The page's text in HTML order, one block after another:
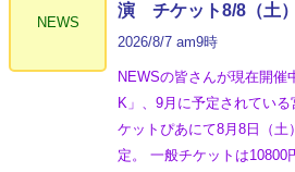
NEWS
演 チケット8/8（土
2026/8/7 am9時
NEWSの皆さんが現在開催
K」、9月に予定されてい
ケットぴあにて8月8日（土
定。 一般チケットは10800